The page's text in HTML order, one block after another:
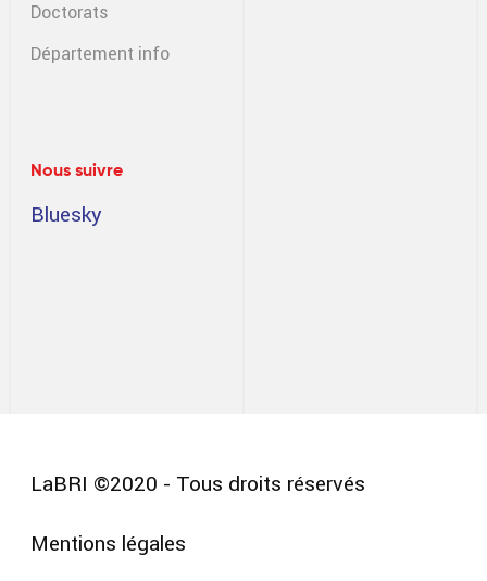
Doctorats
Département info
Nous suivre
Bluesky
LaBRI ©2020 - Tous droits réservés
Mentions légales